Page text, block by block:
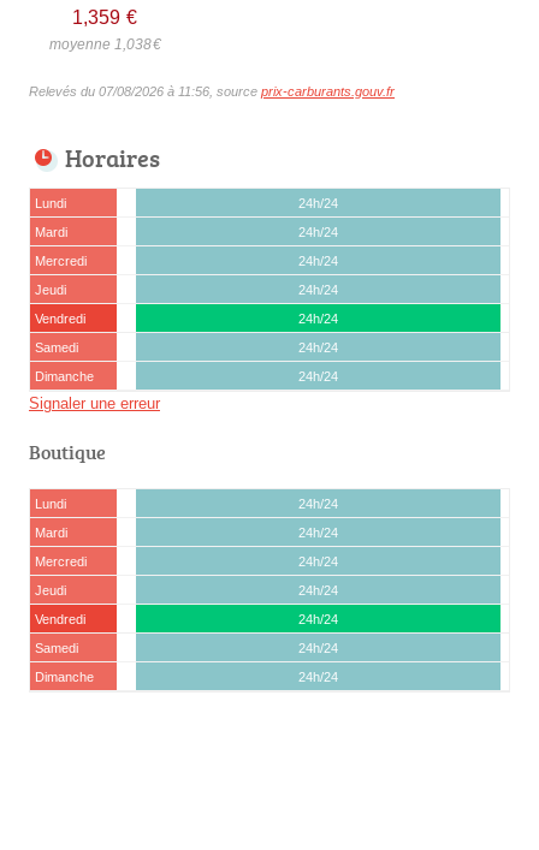
1,359 €
moyenne 1,038€
Relevés du 07/08/2026 à 11:56, source prix-carburants.gouv.fr
Horaires
Lundi
24h/24
Mardi
24h/24
Mercredi
24h/24
Jeudi
24h/24
Vendredi
24h/24
Samedi
24h/24
Dimanche
24h/24
Signaler une erreur
Boutique
Lundi
24h/24
Mardi
24h/24
Mercredi
24h/24
Jeudi
24h/24
Vendredi
24h/24
Samedi
24h/24
Dimanche
24h/24